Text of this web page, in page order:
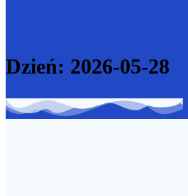
Dzień: 2026-05-28